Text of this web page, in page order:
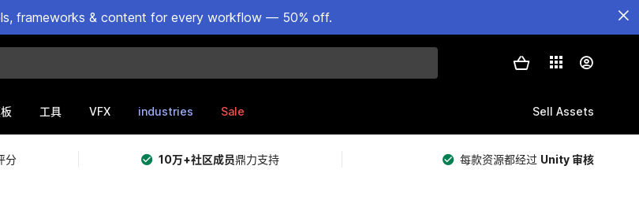
frameworks & content for every workflow — 50% off.
工具 VFX industries Sale Sell Assets
分 10万+社区成员鼎力支持 每款资源都经过 Unity 审核